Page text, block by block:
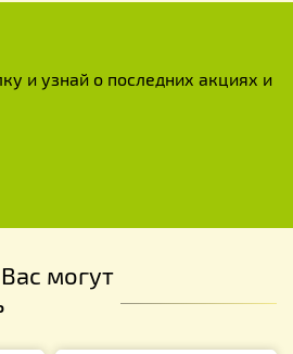
и узнай о последних акциях и
Вас могут